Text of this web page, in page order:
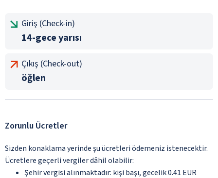
Giriş (Check-in)
14-gece yarısı
Çıkış (Check-out)
öğlen
Zorunlu Ücretler
Sizden konaklama yerinde şu ücretleri ödemeniz istenecektir.
Ücretlere geçerli vergiler dâhil olabilir:
Şehir vergisi alınmaktadır: kişi başı, gecelik 0.41 EUR